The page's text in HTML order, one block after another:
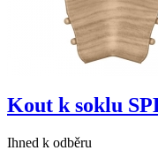
Kout k soklu
Ihned k odběru